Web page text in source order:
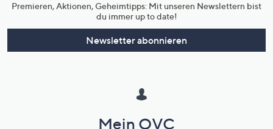
Premieren, Aktionen, Geheimtipps: Mit unseren Newslettern bist
du immer up to date!
Newsletter abonnieren
Mein QVC